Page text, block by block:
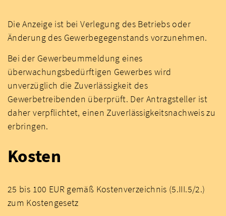
Die Anzeige ist bei Verlegung des Betriebs oder
Änderung des Gewerbegegenstands vorzunehmen.
Bei der Gewerbeummeldung eines
überwachungsbedürftigen Gewerbes wird
unverzüglich die Zuverlässigkeit des
Gewerbetreibenden überprüft. Der Antragsteller ist
daher verpflichtet, einen Zuverlässigkeitsnachweis zu
erbringen.
Kosten
25 bis 100 EUR gemäß Kostenverzeichnis (5.III.5/2.)
zum Kostengesetz